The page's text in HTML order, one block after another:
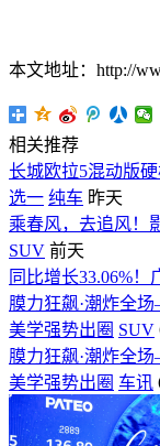
本文地址：http://
相关推荐
长城欧拉5混动版
选一 纯车 昨天
乘春风，去追风！
SUV 前天
同比增长33.06%
膜力狂飙·潮炸全
美学强势出圈 SUV
膜力狂飙·潮炸全
美学强势出圈 车讯